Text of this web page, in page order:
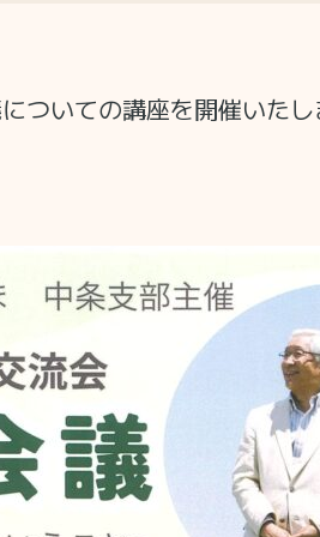
ついての講座を開催いたし